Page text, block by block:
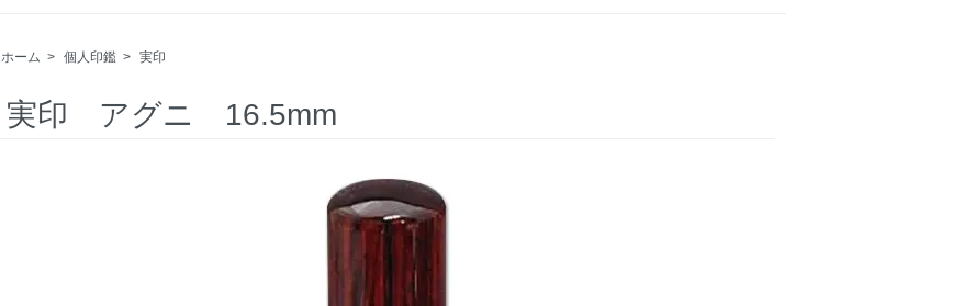
ホーム > 個人印鑑 > 実印
実印 アグニ 16.5mm